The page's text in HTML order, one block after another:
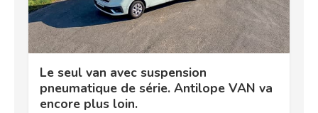
Le seul van avec suspension
pneumatique de série. Antilope VAN va
encore plus loin.